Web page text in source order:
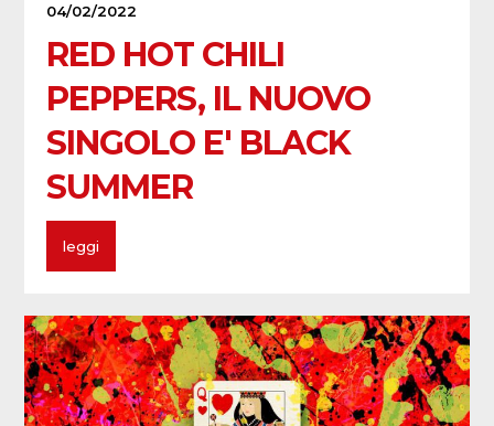
04/02/2022
RED HOT CHILI
PEPPERS, IL NUOVO
SINGOLO E' BLACK
SUMMER
leggi